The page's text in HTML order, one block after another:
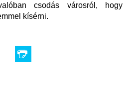
csodás városról, hogy
kísérni.